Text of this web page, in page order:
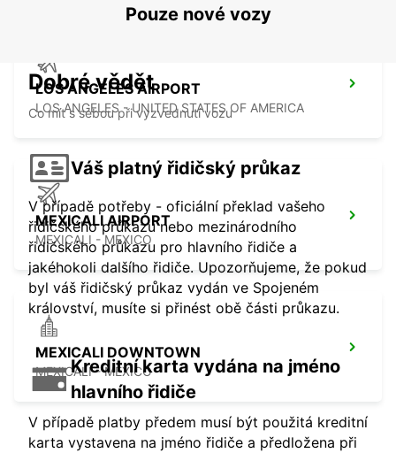
LOS ANGELES AIRPORT
LOS ANGELES - UNITED STATES OF AMERICA
MEXICALI AIRPORT
MEXICALI - MEXICO
MEXICALI DOWNTOWN
MEXICALI - MEXICO
Pouze nové vozy
Dobré vědět
Co mít s sebou při vyzvednutí vozu
Váš platný řidičský průkaz
V případě potřeby - oficiální překlad vašeho
řidičského průkazu nebo mezinárodního
řidičského průkazu pro hlavního řidiče a
jakéhokoli dalšího řidiče. Upozorňujeme, že pokud
byl váš řidičský průkaz vydán ve Spojeném
království, musíte si přinést obě části průkazu.
Kreditní karta vydána na jméno
hlavního řidiče
V případě platby předem musí být použitá kreditní
karta vystavena na jméno řidiče a předložena při